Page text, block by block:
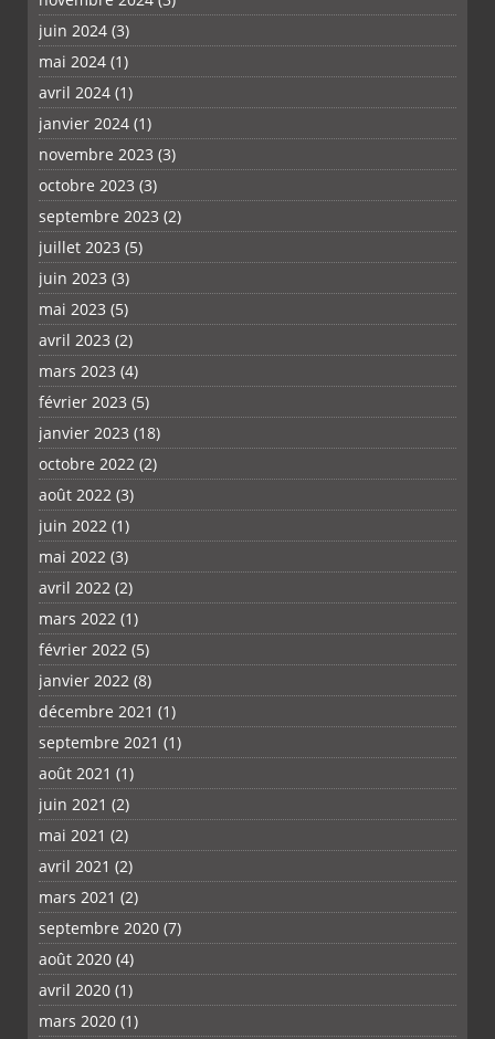
juin 2024 (3)
mai 2024 (1)
avril 2024 (1)
janvier 2024 (1)
novembre 2023 (3)
octobre 2023 (3)
septembre 2023 (2)
juillet 2023 (5)
juin 2023 (3)
mai 2023 (5)
avril 2023 (2)
mars 2023 (4)
février 2023 (5)
janvier 2023 (18)
octobre 2022 (2)
août 2022 (3)
juin 2022 (1)
mai 2022 (3)
avril 2022 (2)
mars 2022 (1)
février 2022 (5)
janvier 2022 (8)
décembre 2021 (1)
septembre 2021 (1)
août 2021 (1)
juin 2021 (2)
mai 2021 (2)
avril 2021 (2)
mars 2021 (2)
septembre 2020 (7)
août 2020 (4)
avril 2020 (1)
mars 2020 (1)